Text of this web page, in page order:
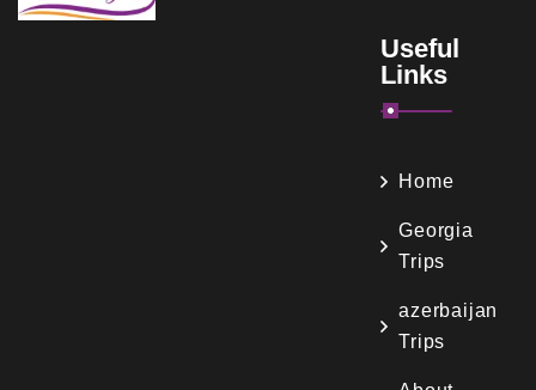
Useful
Links
Home
Georgia
Trips
azerbaijan
Trips